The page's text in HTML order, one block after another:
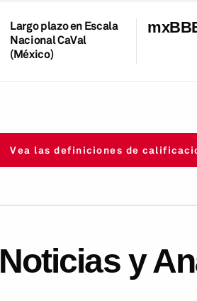
Largo plazo en Escala
Nacional CaVal
(México)
Vea las definiciones de
Noticias y